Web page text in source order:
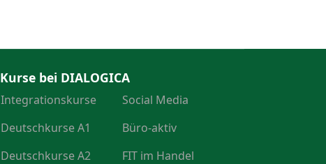
Kurse bei DIALOGICA
Integrationskurse
Deutschkurse A1
Deutschkurse A2
Social Media
Büro-aktiv
FIT im Handel